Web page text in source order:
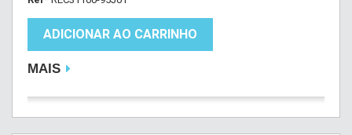
ADICIONAR AO CARRINHO
MAIS